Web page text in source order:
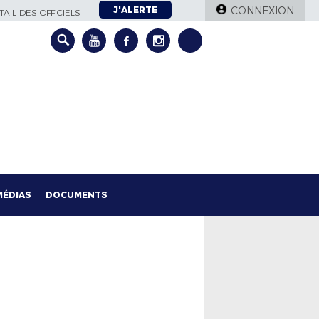
DES OFFICIELS J'ALERTE CONNEXION
DOCUMENTS